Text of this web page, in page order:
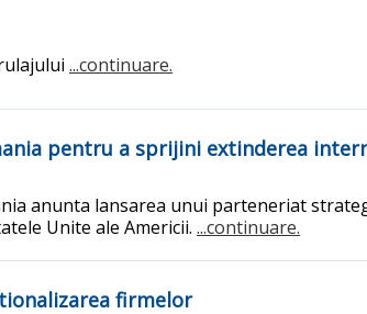
...continuare.
pentru a sprijini extinderea
anunta lansarea unui parteneriat
Unite ale Americii. ...continuare.
firmelor